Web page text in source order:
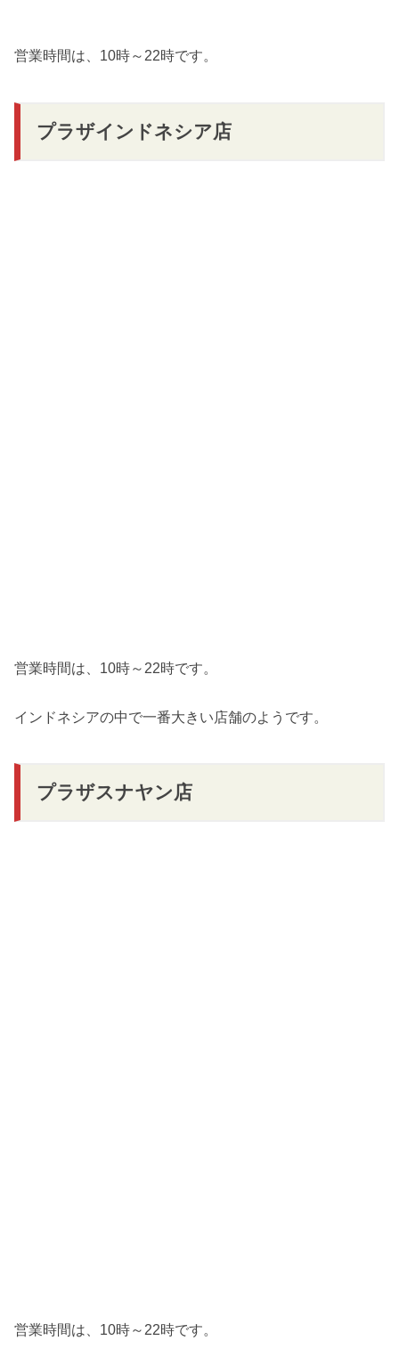
営業時間は、10時～22時です。
プラザインドネシア店
営業時間は、10時～22時です。
インドネシアの中で一番大きい店舗のようです。
プラザスナヤン店
営業時間は、10時～22時です。